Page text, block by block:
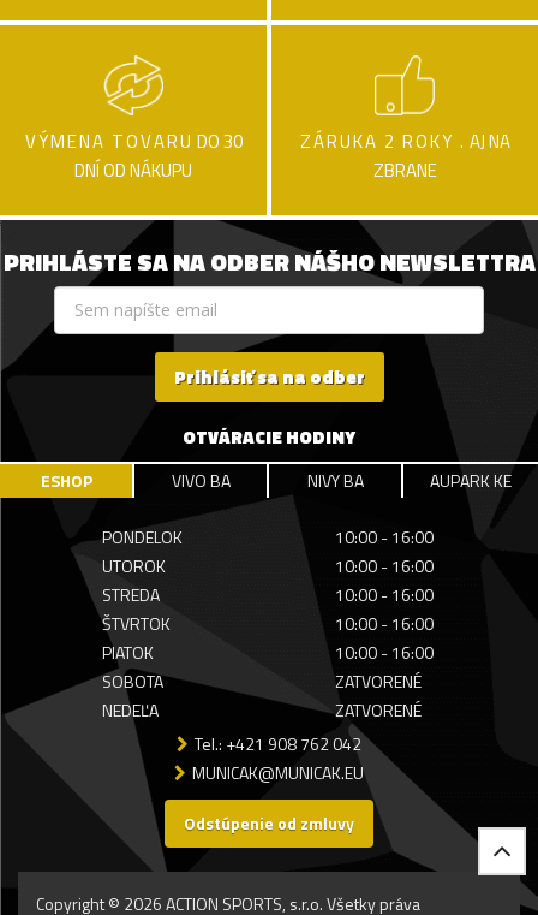
VÝMENA TOVARU DO 30
DNÍ OD NÁKUPU
ZÁRUKA 2 ROKY . AJ NA
ZBRANE
PRIHLÁSTE SA NA ODBER NÁŠHO NEWSLETTRA
Prihlásiť sa na odber
OTVÁRACIE HODINY
ESHOP VIVO BA NIVY BA AUPARK KE
PONDELOK
10:00 - 16:00
UTOROK
10:00 - 16:00
STREDA
10:00 - 16:00
ŠTVRTOK
10:00 - 16:00
PIATOK
10:00 - 16:00
SOBOTA
ZATVORENÉ
NEDEĽA
ZATVORENÉ
Tel.: +421 908 762 042
MUNICAK@MUNICAK.EU
Odstúpenie od zmluvy
Copyright © 2026 ACTION SPORTS, s.r.o. Všetky práva